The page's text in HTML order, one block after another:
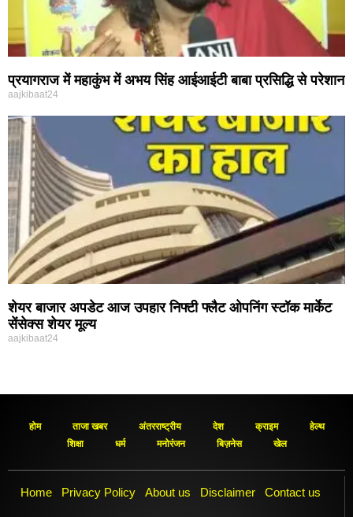
प्रयागराज में महाकुंभ में अभय सिंह आईआईटी बाबा प्रसिद्धि से परेशान
aajkibaat24
शेयर बाजार अपडेट आज उपहार निफ्टी फ्लैट ओपनिंग स्टॉक मार्केट
सेंसेक्स शेयर मूल्य
aajkibaat24
होम ताजा खबर अंतरराष्ट्रीय देश क्राइम
हेल्थ
शिक्षा
धर्म मनोरंजन बिज़नेस खेल
Home Privacy Policy About us Disclaimer Contact us